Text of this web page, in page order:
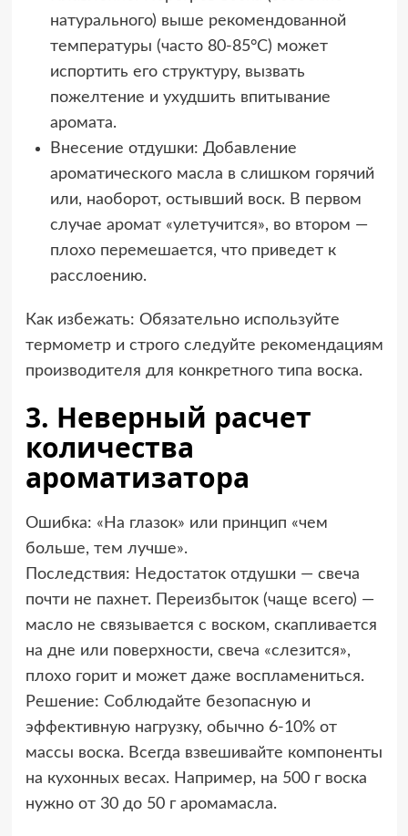
натурального) выше рекомендованной
температуры (часто 80-85°C) может
испортить его структуру, вызвать
пожелтение и ухудшить впитывание
аромата.
Внесение отдушки: Добавление
ароматического масла в слишком горячий
или, наоборот, остывший воск. В первом
случае аромат «улетучится», во втором —
плохо перемешается, что приведет к
расслоению.
Как избежать: Обязательно используйте
термометр и строго следуйте рекомендациям
производителя для конкретного типа воска.
3. Неверный расчет
количества
ароматизатора
Ошибка: «На глазок» или принцип «чем
больше, тем лучше».
Последствия: Недостаток отдушки — свеча
почти не пахнет. Переизбыток (чаще всего) —
масло не связывается с воском, скапливается
на дне или поверхности, свеча «слезится»,
плохо горит и может даже воспламениться.
Решение: Соблюдайте безопасную и
эффективную нагрузку, обычно 6-10% от
массы воска. Всегда взвешивайте компоненты
на кухонных весах. Например, на 500 г воска
нужно от 30 до 50 г аромамасла.